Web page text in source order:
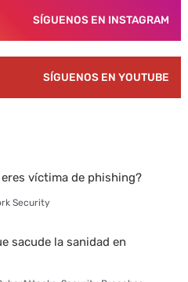
SÍGUENOS EN INSTAGRAM
SÍGUENOS EN YOUTUBE
eres víctima de phishing?
Security
sacude la sanidad en